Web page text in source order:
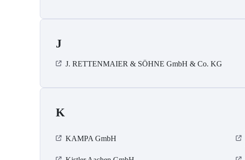
J
J. RETTENMAIER & SÖHNE GmbH & Co. KG
K
KAMPA GmbH